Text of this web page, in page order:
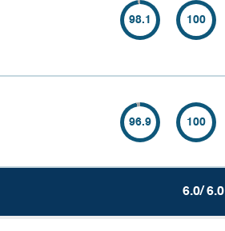
98.1 100
96.9 100
6.0/ 6.0